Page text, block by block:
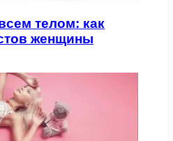
телом: как
женщины